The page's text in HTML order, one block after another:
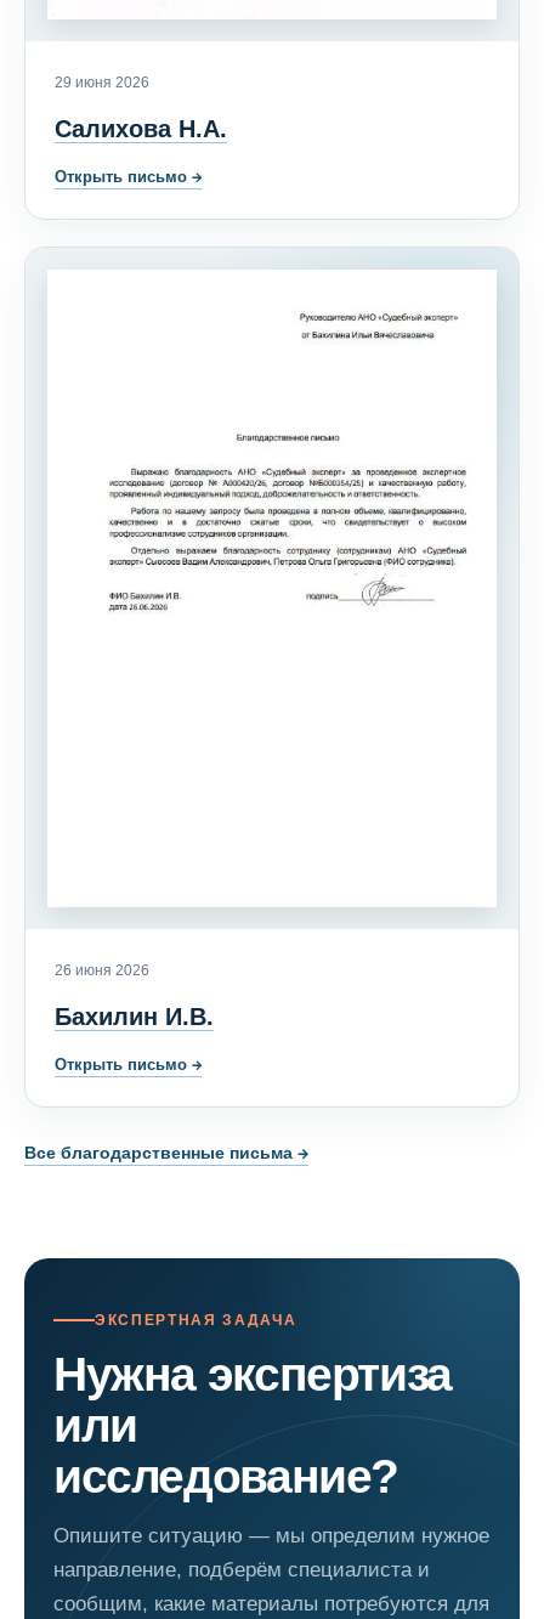
29 июня 2026
Салихова Н.А.
Открыть письмо →
26 июня 2026
Бахилин И.В.
Открыть письмо →
Все благодарственные письма →
ЭКСПЕРТНАЯ ЗАДАЧА
Нужна экспертиза
или
исследование?
Опишите ситуацию — мы определим нужное
направление, подберём специалиста и
сообщим, какие материалы потребуются для